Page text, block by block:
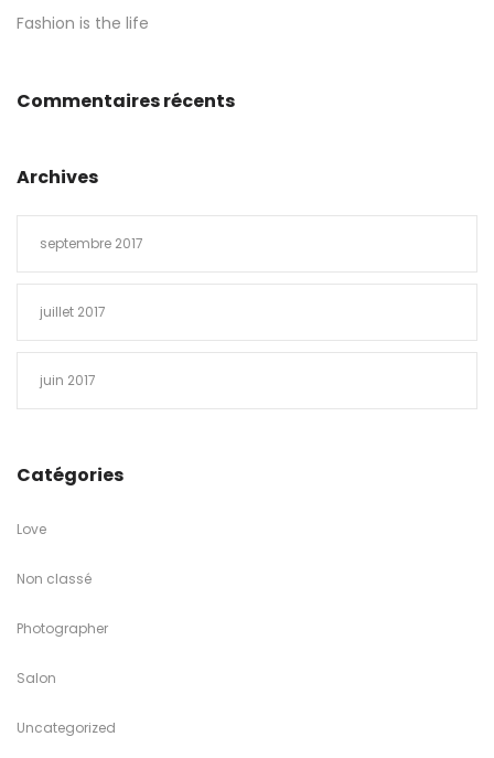
Fashion is the life
Commentaires récents
Archives
septembre 2017
juillet 2017
juin 2017
Catégories
Love
Non classé
Photographer
Salon
Uncategorized